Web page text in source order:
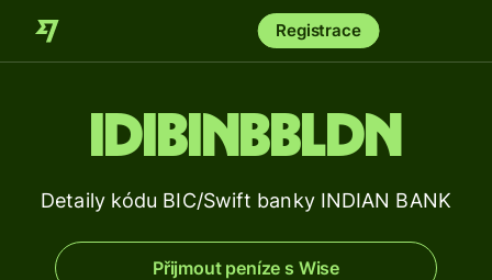
Registrace
IDIBINBBLDN
Detaily kódu BIC/Swift banky INDIAN BANK
Přijmout peníze s Wise